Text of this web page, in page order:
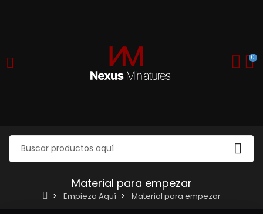
0
Material para empezar
Empieza Aquí Material para empezar